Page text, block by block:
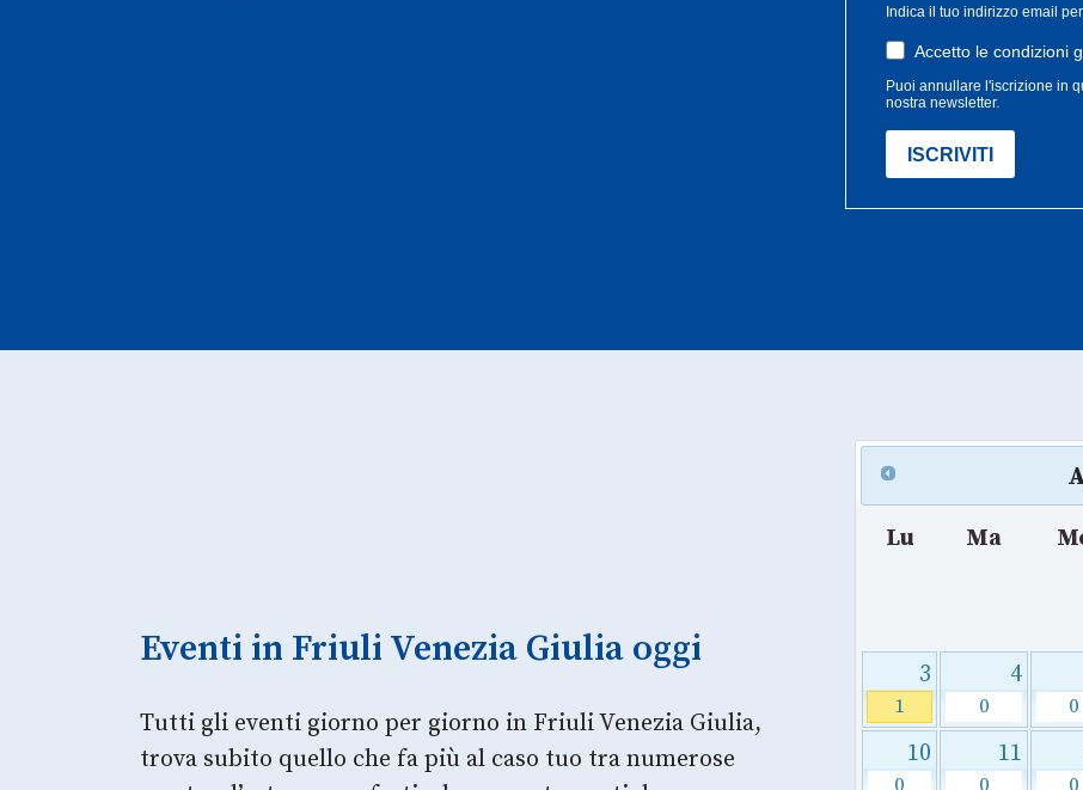
Eventi in Friuli Venezia Giulia oggi
Tutti gli eventi giorno per giorno in Friuli Venezia Giulia,
trova subito quello che fa più al caso tuo tra numerose
Lu Ma
3
1
4
0 0
10 11